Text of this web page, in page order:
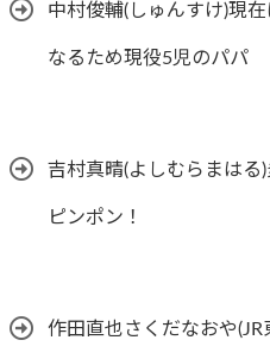
中村俊輔(しゅんすけ)現
なるため現役5児のパパ
吉村真晴(よしむらまはる
ピンポン！
作田直也さくだなおや